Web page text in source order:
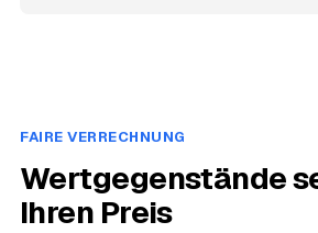
FAIRE VERRECHNUNG
Wertgegenstände
Ihren Preis